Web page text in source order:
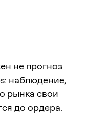
не прогноз
наблюдение,
рынка свои
до ордера.